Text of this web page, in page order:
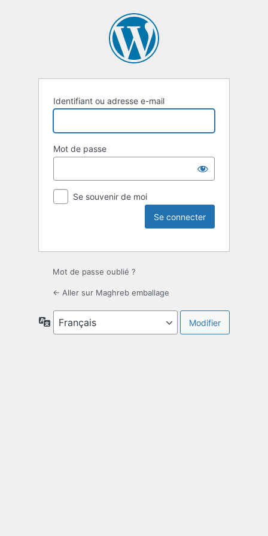
Identifiant ou adresse e-mail
Mot de passe
Se souvenir de moi
Mot de passe oublié ?
← Aller sur Maghreb emballage
Langue